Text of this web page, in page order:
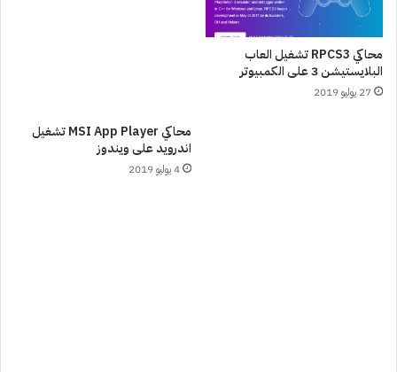
محاكي RPCS3 تشغيل العاب
البلايستيشن 3 على الكمبيوتر
27 يوليو 2019
محاكي MSI App Player تشغيل
اندرويد على ويندوز
4 يوليو 2019